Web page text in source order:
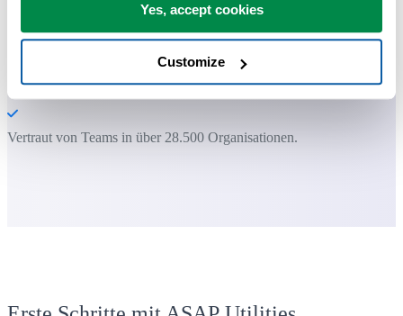
Yes, accept cookies
Customize
Vertraut von Teams in über 28.500 Organisationen.